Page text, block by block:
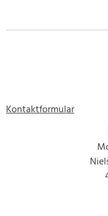
Kontaktformular